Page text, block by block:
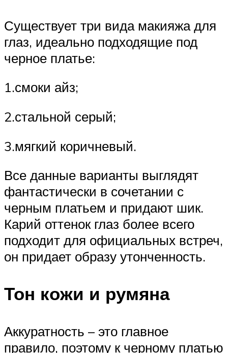
Существует три вида макияжа для
глаз, идеально подходящие под
черное платье:
1.смоки айз;
2.стальной серый;
3.мягкий коричневый.
Все данные варианты выглядят
фантастически в сочетании с
черным платьем и придают шик.
Карий оттенок глаз более всего
подходит для официальных встреч,
он придает образу утонченность.
Тон кожи и румяна
Аккуратность – это главное
правило, поэтому к черному платью